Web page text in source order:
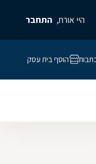
היי אורח, התחבר
הוסף בית עסק